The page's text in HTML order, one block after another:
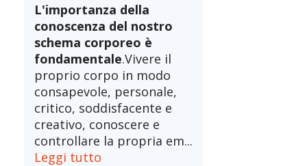
L'importanza della
conoscenza del nostro
schema corporeo è
fondamentale.Vivere il
proprio corpo in modo
consapevole, personale,
critico, soddisfacente e
creativo, conoscere e
controllare la propria em...
Leggi tutto